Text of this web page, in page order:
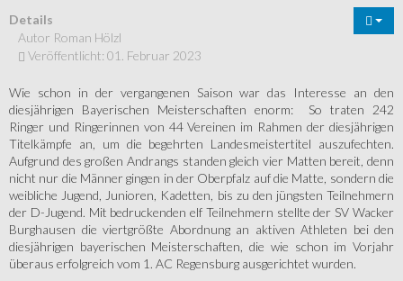
Details
Autor Roman Hölzl
Veröffentlicht: 01. Februar 2023
Wie schon in der vergangenen Saison war das Interesse an den
diesjährigen Bayerischen Meisterschaften enorm: So traten 242
Ringer und Ringerinnen von 44 Vereinen im Rahmen der diesjährigen
Titelkämpfe an, um die begehrten Landesmeistertitel auszufechten.
Aufgrund des großen Andrangs standen gleich vier Matten bereit, denn
nicht nur die Männer gingen in der Oberpfalz auf die Matte, sondern die
weibliche Jugend, Junioren, Kadetten, bis zu den jüngsten Teilnehmern
der D-Jugend. Mit bedruckenden elf Teilnehmern stellte der SV Wacker
Burghausen die viertgrößte Abordnung an aktiven Athleten bei den
diesjährigen bayerischen Meisterschaften, die wie schon im Vorjahr
überaus erfolgreich vom 1. AC Regensburg ausgerichtet wurden.